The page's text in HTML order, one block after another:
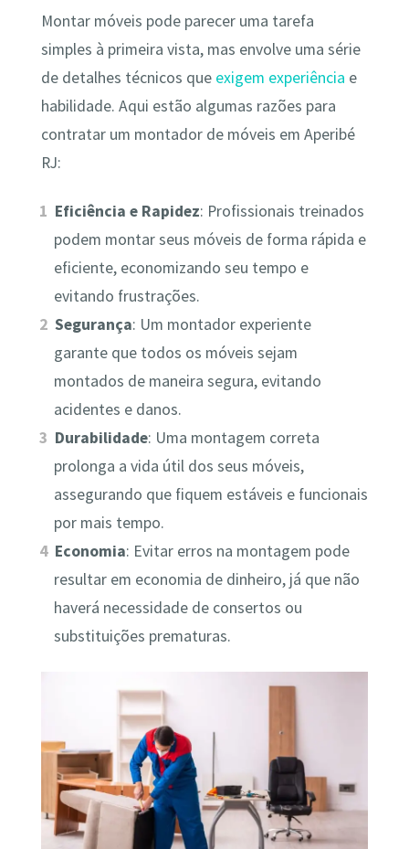
Montar móveis pode parecer uma tarefa
simples à primeira vista, mas envolve uma série
de detalhes técnicos que exigem experiência e
habilidade. Aqui estão algumas razões para
contratar um montador de móveis em Aperibé
RJ:
Eficiência e Rapidez: Profissionais treinados
podem montar seus móveis de forma rápida e
eficiente, economizando seu tempo e
evitando frustrações.
Segurança: Um montador experiente
garante que todos os móveis sejam
montados de maneira segura, evitando
acidentes e danos.
Durabilidade: Uma montagem correta
prolonga a vida útil dos seus móveis,
assegurando que fiquem estáveis e funcionais
por mais tempo.
Economia: Evitar erros na montagem pode
resultar em economia de dinheiro, já que não
haverá necessidade de consertos ou
substituições prematuras.